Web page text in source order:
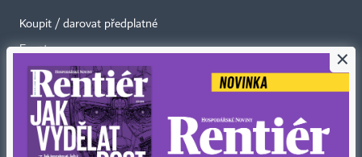
Koupit / darovat předplatné
Eventy
Newslettery
RSS kanály
×